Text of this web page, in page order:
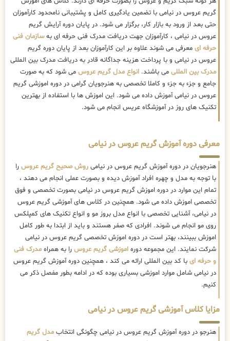
گریم عروس در نیامی با تضمین یادگیری کامل و پشتیبانی نامحدود کارآموزان
حتی بعد از ورود به بازار کار، برگزار می شود. در پایان دوره آرایش گریم
عروس در نیامی ، کارآموزان جهت دریافت مدرک فنی حرفه ای بهسازمان فنی
حرفه ای معرفی می شوند علاوه بر این کارآموزان بعد از پایان دوره گریم
عروس در نیامی و با پرداخت هزینه جداگانه قادر به دریافت مدرک بین المللی
مدرک بین المللی می باشند. انواع مدل گریم عروس می شود که به صورت
جامع و جزء به جزء و کاملا تخصصی به هنرجویان گرامی در دوره اموزشی گریم
عروس در نیامی آموزش داده می شود. این اموزش ها با استفاده از بهترین
تکنیک های روز در آموزشگاه عریس انجام می شود.
معرفی دوره آموزش گریم عروس در نیامی
هنرجویان در دوره آموزش گریم عروس در نیامی روش صحیح گریم عروس را
با توجه به مدل و چهره افراد آموزش دیده و بصورت عملی انجام می دهند ،
تمام این موارد در دوره اموزش گریم عروس در نیامی بصورت تخصصی و فوق
تخصصی اموزش داده می شود. همچنین در کلاس های آموزشی گریم عروس
در نیامی، آشنایی تخصصی با انواع مدل بروز مو و انواع تکنیک های کمپلکس
روی مو انجام می شوند. افرادی که صفر هستند و باید از ابتدا به طور کامل
اموزش ببینند، بهتر است در دوره اموزش تخصصی گریم عروس در نیامی
شرکت نمایند. این مجموعه دوره اموزشی گریم عروس را به همراه مدرک فنی
و حرفه ای با کد بین المللی ارائه می کند ، همچنین دوره آموزش گریم عروس
در نیامی شامل موارد اموزشی بسیاری بوده که در ادامه بطور مفصل ذکر می
کنیم.
مزایا کلاس آموزشی گریم عروس در نیامی
هنرجو در دوره آموزش گریم عروس در نیامی چگونگی انتخاب مدل گریم